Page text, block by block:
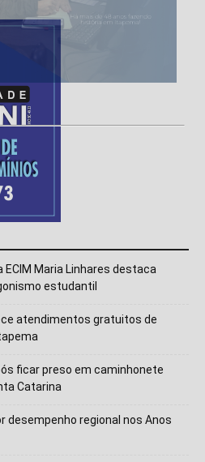
ECIM Maria Linhares destaca
estudantil
atendimentos gratuitos de
ficar preso em caminhonete
Catarina
desempenho regional nos Anos